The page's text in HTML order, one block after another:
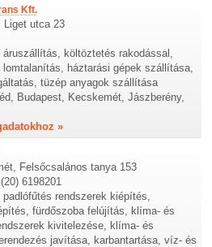
Kft.
Liget utca 23
költöztetés rakodással,
háztarási gépek szállítása,
tüzép anyagok szállítása
Budapest, Kecskemét, Jászberény,
»
Felsőcsalános tanya 153
6198201
rendszerek kiépítés,
fürdőszoba felújítás, klíma- és
kivitelezése, klíma- és
javítása, karbantartása, víz- és